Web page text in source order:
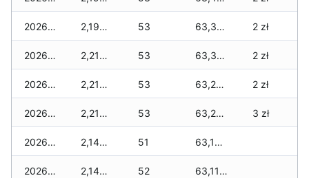
2026-05-03 2,190 zł 53 63,350 zł 2 zł
2026-05-02 2,210 zł 53 63,340 zł 2 zł
2026-05-01 2,210 zł 53 63,200 zł 2 zł
2026-04-30 2,210 zł 53 63,200 zł 3 zł
2026-04-29 2,140 zł 51 63,130 zł
2026-04-28 2,140 zł 52 63,110 zł